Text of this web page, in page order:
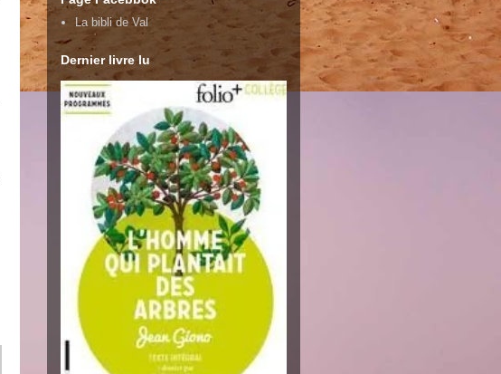
La bibli de Val
Dernier livre lu